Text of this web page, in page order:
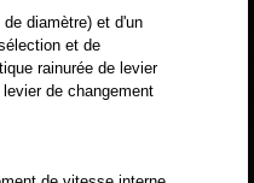
diamètre) et d'un
et de
rainurée de levier
de changement